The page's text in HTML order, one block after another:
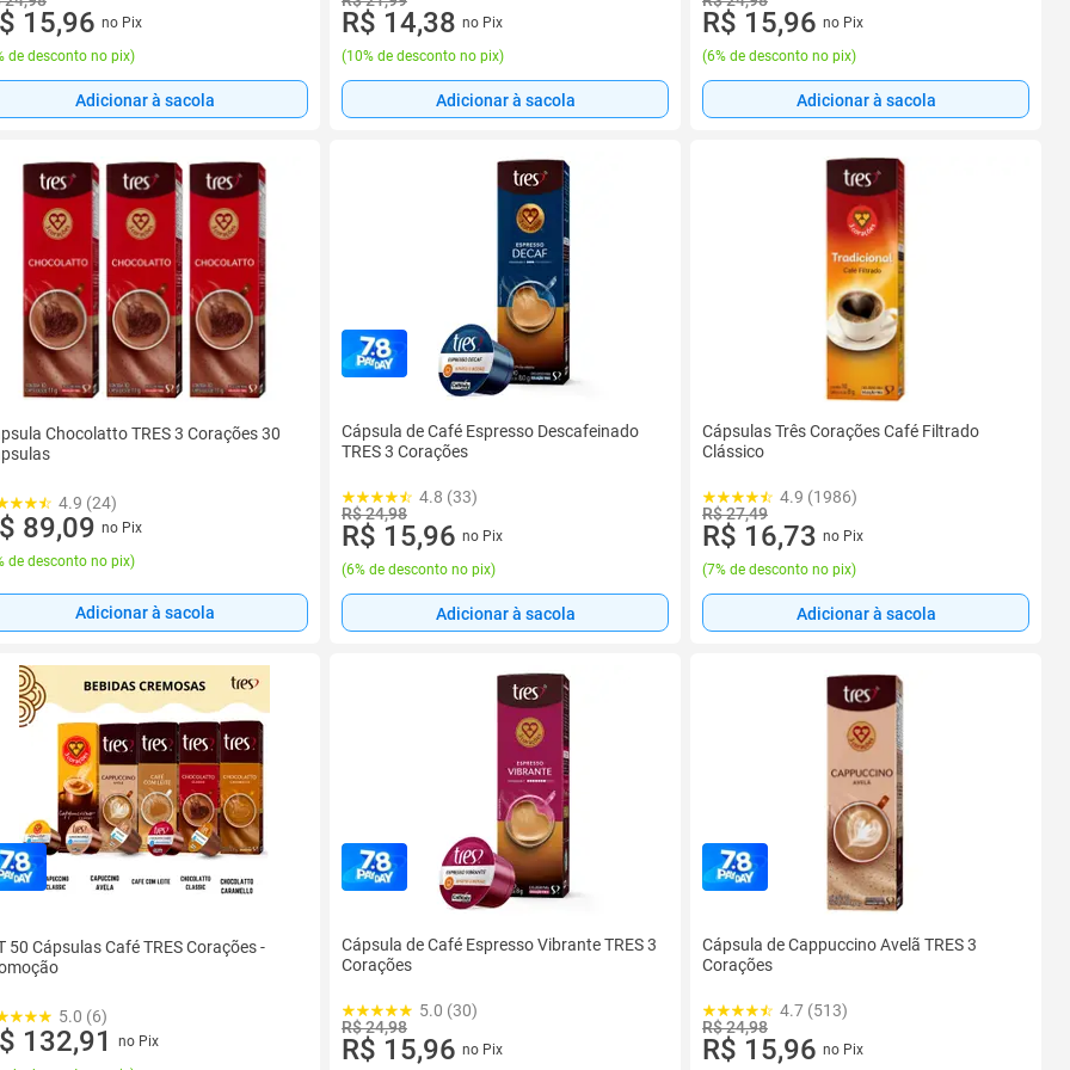
15,96 no Pix
de desconto no pix)
Adicionar à sacola
R$ 14,38 no Pix
(10% de desconto no pix)
Adicionar à sacola
R$ 15,96 no Pix
(6% de desconto no pix)
Adicionar à sacola
Chocolatto TRES 3 Corações 30
4.9 (24)
89,09 no Pix
de desconto no pix)
Adicionar à sacola
Cápsula de Café Espresso Descafeinado
TRES 3 Corações
4.8 (33)
R$ 24,98
R$ 15,96 no Pix
(6% de desconto no pix)
Adicionar à sacola
Cápsulas Três Corações Café Filtrado
Clássico
4.9 (1986)
R$ 27,49
R$ 16,73 no Pix
(7% de desconto no pix)
Adicionar à sacola
50 Cápsulas Café TRES Corações -
5.0 (6)
132,91
no Pix
Cápsula de Café Espresso Vibrante TRES 3
Corações
5.0 (30)
R$ 24,98
R$ 15,96 no Pix
Cápsula de Cappuccino Avelã TRES 3
Corações
4.7 (513)
R$ 24,98
R$ 15,96 no Pix